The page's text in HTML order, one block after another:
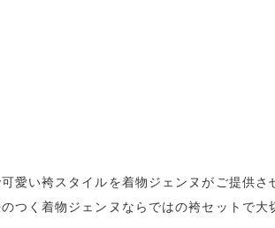
愛い袴スタイルを着物ジェンヌがご提供さ
つく着物ジェンヌならではの袴セットで大